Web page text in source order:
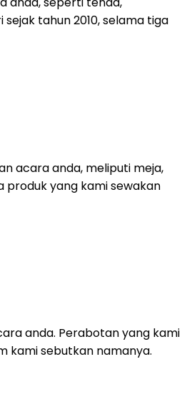
tahun 2010, selama tiga
acara anda, meliputi meja,
produk yang kami sewakan
anda. Perabotan yang kami
kami sebutkan namanya.